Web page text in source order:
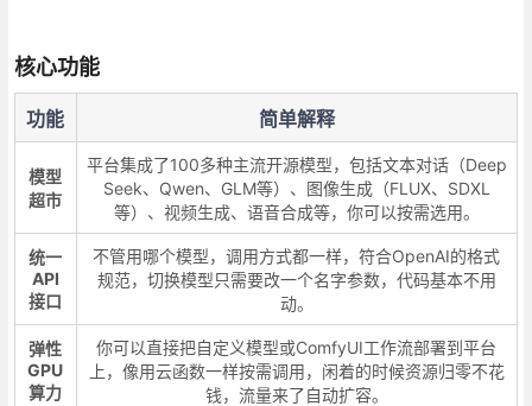
核心功能
功能 简单解释
模型
超市
平台集成了100多种主流开源模型，包括文本对话（Deep
Seek、Qwen、GLM等）、图像生成（FLUX、SDXL
等）、视频生成、语音合成等，你可以按需选用。
统一
API
接口
不管用哪个模型，调用方式都一样，符合OpenAI的格式
规范，切换模型只需要改一个名字参数，代码基本不用
动。
弹性
GPU
算力
你可以直接把自定义模型或ComfyUI工作流部署到平台
上，像用云函数一样按需调用，闲着的时候资源归零不花
钱，流量来了自动扩容。